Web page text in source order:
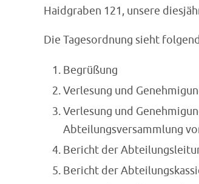
Haidgraben 121, unsere
Die Tagesordnung sieht
Begrüßung
Verlesung und
Verlesung und
Abteilungsversammlung
Bericht der
Bericht der